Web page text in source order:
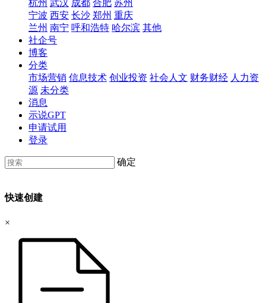
杭州 武汉 成都 合肥 苏州
宁波 西安 长沙 郑州 重庆
兰州 南宁 呼和浩特 哈尔滨 其他
社企号
博客
分类
市场营销 信息技术 创业投资 社会人文 财务财经 人力资
源 未分类
消息
示说GPT
申请试用
登录
确定
快速创建
×